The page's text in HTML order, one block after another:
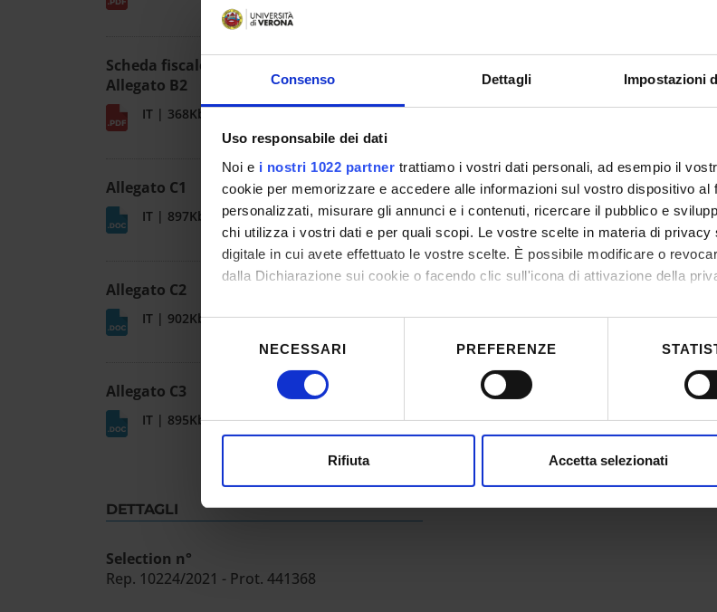
Consenso Dettagli Impostazioni
Uso responsabile dei dati
Noi e i nostri 1022 partner trattiamo i vostri dati personali, ad esempio il
cookie per memorizzare e accedere alle informazioni sul vostro dispositivo al
personalizzati, misurare gli annunci e i contenuti, ricercare il pubblico e
chi utilizza i vostri dati e per quali scopi. Le vostre scelte in materia di
digitale in cui avete effettuato le vostre scelte. È possibile modificare o
dalla Dichiarazione sui cookie o facendo clic sull'icona di attivazione della
Con il tuo consenso, vorremmo anche:
raccogliere informazioni sulla tua posizione geografica, con
Approfondisci come vengono elaborati i tuoi dati personali e imposta le tue
Utilizziamo i cookie per personalizzare contenuti ed annunci, per fornire
che hanno raccolto dal tuo utilizzo dei loro servizi.
Selezione
NECESSARI PREFERENZE
Rifiuta Accetta selezionati
Scheda fiscale per libero professionista -
Allegato B2
IT | 368Kb
Allegato C1
IT | 897Kb
Allegato C2
IT | 902Kb
Allegato C3
IT | 895Kb
DETTAGLI
Selection n°
Rep. 10224/2021 - Prot. 441368